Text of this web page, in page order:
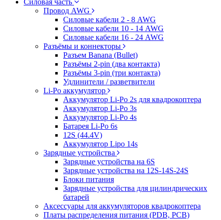
Силовая часть
Провод AWG
Силовые кабели 2 - 8 AWG
Силовые кабели 10 - 14 AWG
Силовые кабели 16 - 24 AWG
Разъёмы и коннекторы
Разъем Banana (Bullet)
Разъёмы 2-pin (два контакта)
Разъёмы 3-pin (три контакта)
Удлинители / разветвители
Li-Po аккумулятор
Аккумулятор Li-Po 2s для квадрокоптера
Аккумулятор Li-Po 3s
Аккумулятор Li-Po 4s
Батарея Li-Po 6s
12S (44.4V)
Аккумулятор Lipo 14s
Зарядные устройства
Зарядные устройства на 6S
Зарядные устройства на 12S-14S-24S
Блоки питания
Зарядные устройства для цилиндрических
батарей
Аксессуары для аккумуляторов квадрокоптера
Платы распределения питания (PDB, PCB)